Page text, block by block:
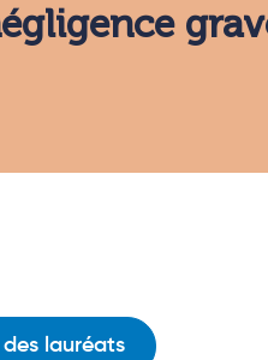
lauréats